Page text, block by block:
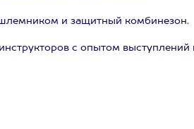
и защитный комбинезон.
с опытом